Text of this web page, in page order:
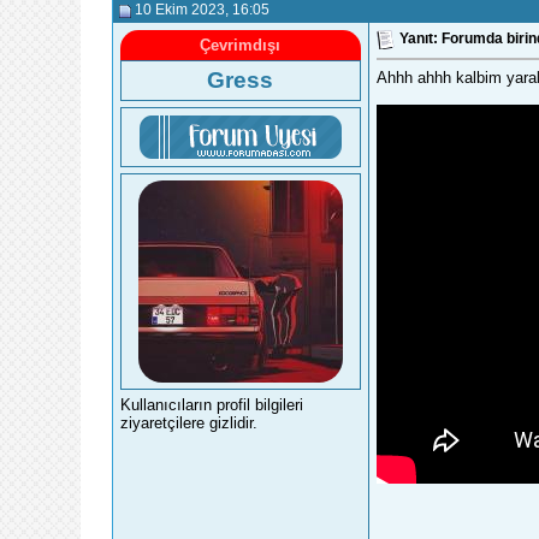
10 Ekim 2023 , 16:05
Çevrimdışı
Gress
Kullanıcıların profil bilgileri
ziyaretçilere gizlidir.
Yanıt: Forumda
Ahhh ahhh kalbim